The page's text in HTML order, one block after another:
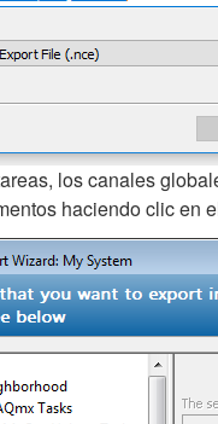
los canales
haciendo clic en